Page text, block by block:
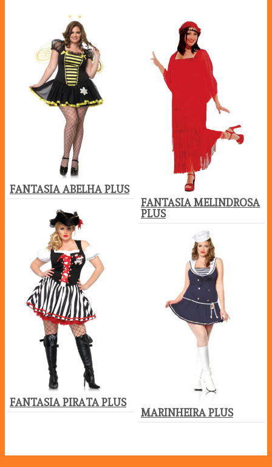
FANTASIA ABELHA PLUS
FANTASIA MELINDROSA
PLUS
FANTASIA PIRATA PLUS
MARINHEIRA PLUS